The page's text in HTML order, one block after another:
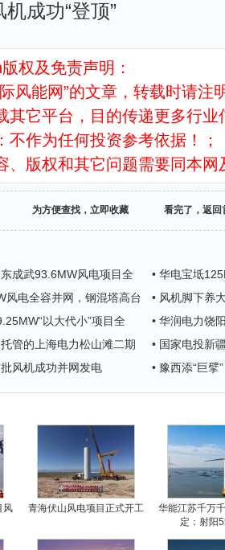
机成功“登顶”
权及免责声明：
风能网”的文章，转载时请注
它平台，目的传递更多行业
不作为任何投资参考依据！；
版权和其它问题需要同本网
为方便查找，立即收藏 看完了，返回
成武93.6MW风电项目全
• 华电宝坻
风电全容并网，钢混塔高台
• 风机脚下养
以大代小”项目全
• 华润电力饶
管的上海电力松山滩二期
• 国家电投新
风机成功并网发电
• 豫西添“巨
风
青海伏山风电项目正式开工
华能江苏千万
定：射阳